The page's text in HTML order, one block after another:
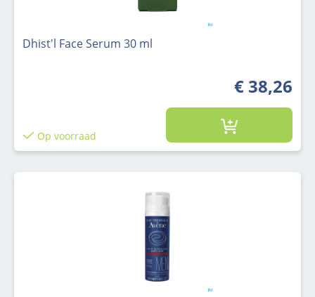
Dhist'l Face Serum 30 ml
€ 38,26
Op voorraad